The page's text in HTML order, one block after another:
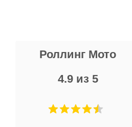
Роллинг Мото
4.9 из 5
Не понравились условия
и дают только на год)